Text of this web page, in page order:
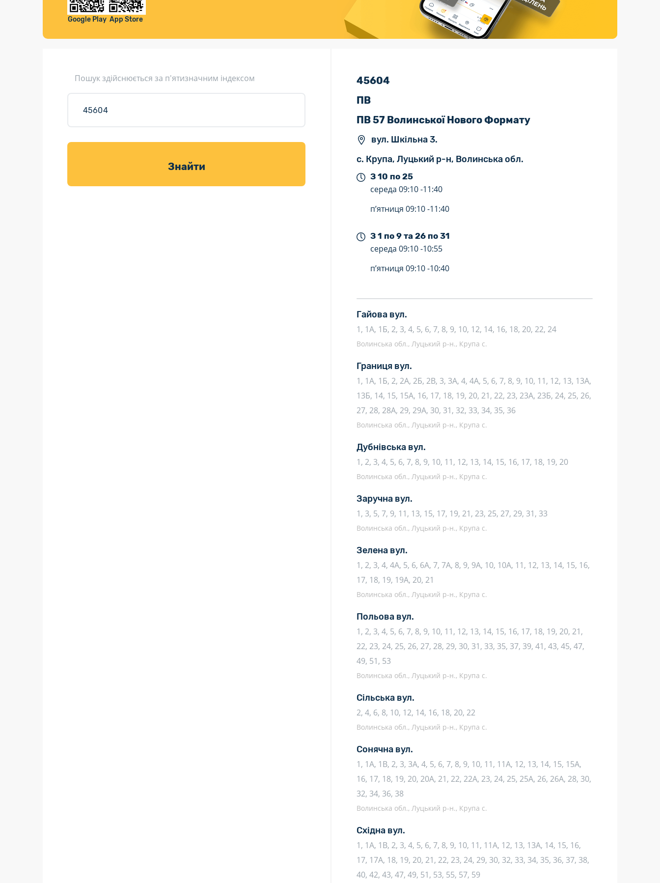
Листи та листівки
Доставка товарів для саду
Валютно-обмінні операції
Страхові послуги
Каталог «Укрпошта Маркет»
Google Play App Store
Пошук здійснюється за п'ятизначним індексом
Знайти
45604
ПВ
ПВ 57 Волинської Нового Формату
вул. Шкільна 3.
с. Крупа, Луцький р-н, Волинська обл.
З 10 по 25
середа 09:10 -11:40
п’ятниця 09:10 -11:40
З 1 по 9 та 26 по 31
середа 09:10 -10:55
п’ятниця 09:10 -10:40
Гайова вул.
1, 1А, 1Б, 2, 3, 4, 5, 6, 7, 8, 9, 10, 12, 14, 16, 18, 20, 22, 24
Волинська обл., Луцький р-н., Крупа с.
Границя вул.
1, 1А, 1Б, 2, 2А, 2Б, 2В, 3, 3А, 4, 4А, 5, 6, 7, 8, 9, 10, 11, 12, 13, 13А,
13Б, 14, 15, 15А, 16, 17, 18, 19, 20, 21, 22, 23, 23А, 23Б, 24, 25, 26,
27, 28, 28А, 29, 29А, 30, 31, 32, 33, 34, 35, 36
Волинська обл., Луцький р-н., Крупа с.
Дубнівська вул.
1, 2, 3, 4, 5, 6, 7, 8, 9, 10, 11, 12, 13, 14, 15, 16, 17, 18, 19, 20
Волинська обл., Луцький р-н., Крупа с.
Заручна вул.
1, 3, 5, 7, 9, 11, 13, 15, 17, 19, 21, 23, 25, 27, 29, 31, 33
Волинська обл., Луцький р-н., Крупа с.
Зелена вул.
1, 2, 3, 4, 4А, 5, 6, 6А, 7, 7А, 8, 9, 9А, 10, 10А, 11, 12, 13, 14, 15, 16,
17, 18, 19, 19А, 20, 21
Волинська обл., Луцький р-н., Крупа с.
Польова вул.
1, 2, 3, 4, 5, 6, 7, 8, 9, 10, 11, 12, 13, 14, 15, 16, 17, 18, 19, 20, 21,
22, 23, 24, 25, 26, 27, 28, 29, 30, 31, 33, 35, 37, 39, 41, 43, 45, 47,
49, 51, 53
Волинська обл., Луцький р-н., Крупа с.
Сільська вул.
2, 4, 6, 8, 10, 12, 14, 16, 18, 20, 22
Волинська обл., Луцький р-н., Крупа с.
Сонячна вул.
1, 1А, 1В, 2, 3, 3А, 4, 5, 6, 7, 8, 9, 10, 11, 11А, 12, 13, 14, 15, 15А,
16, 17, 18, 19, 20, 20А, 21, 22, 22А, 23, 24, 25, 25А, 26, 26А, 28, 30,
32, 34, 36, 38
Волинська обл., Луцький р-н., Крупа с.
Східна вул.
1, 1А, 1В, 2, 3, 4, 5, 6, 7, 8, 9, 10, 11, 11А, 12, 13, 13А, 14, 15, 16,
17, 17А, 18, 19, 20, 21, 22, 23, 24, 29, 30, 32, 33, 34, 35, 36, 37, 38,
40, 42, 43, 47, 49, 51, 53, 55, 57, 59